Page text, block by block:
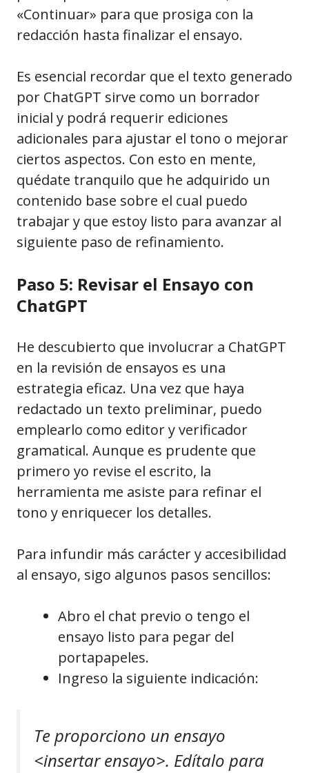
«Continuar» para que prosiga con la
redacción hasta finalizar el ensayo.
Es esencial recordar que el texto generado
por ChatGPT sirve como un borrador
inicial y podrá requerir ediciones
adicionales para ajustar el tono o mejorar
ciertos aspectos. Con esto en mente,
quédate tranquilo que he adquirido un
contenido base sobre el cual puedo
trabajar y que estoy listo para avanzar al
siguiente paso de refinamiento.
Paso 5: Revisar el Ensayo con
ChatGPT
He descubierto que involucrar a ChatGPT
en la revisión de ensayos es una
estrategia eficaz. Una vez que haya
redactado un texto preliminar, puedo
emplearlo como editor y verificador
gramatical. Aunque es prudente que
primero yo revise el escrito, la
herramienta me asiste para refinar el
tono y enriquecer los detalles.
Para infundir más carácter y accesibilidad
al ensayo, sigo algunos pasos sencillos:
Abro el chat previo o tengo el
ensayo listo para pegar del
portapapeles.
Ingreso la siguiente indicación:
Te proporciono un ensayo
<insertar ensayo>. Edítalo para